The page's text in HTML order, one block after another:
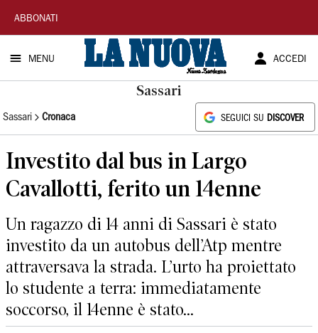
La
Nuova
Sardegna
ABBONATI
MENU ACCEDI
Sassari
Sassari Cronaca SEGUICI SU DISCOVER
Investito dal bus in Largo
Cavallotti, ferito un 14enne
Un ragazzo di 14 anni di Sassari è stato
investito da un autobus dell’Atp mentre
attraversava la strada. L’urto ha proiettato
lo studente a terra: immediatamente
soccorso, il 14enne è stato...